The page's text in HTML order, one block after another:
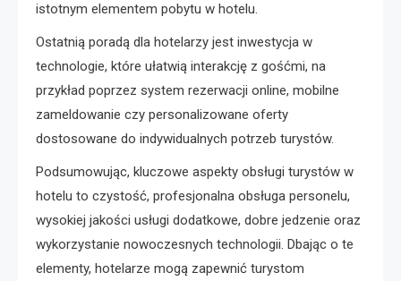
istotnym elementem pobytu w hotelu.
Ostatnią poradą dla hotelarzy jest inwestycja w
technologie, które ułatwią interakcję z gośćmi, na
przykład poprzez system rezerwacji online, mobilne
zameldowanie czy personalizowane oferty
dostosowane do indywidualnych potrzeb turystów.
Podsumowując, kluczowe aspekty obsługi turystów w
hotelu to czystość, profesjonalna obsługa personelu,
wysokiej jakości usługi dodatkowe, dobre jedzenie oraz
wykorzystanie nowoczesnych technologii. Dbając o te
elementy, hotelarze mogą zapewnić turystom